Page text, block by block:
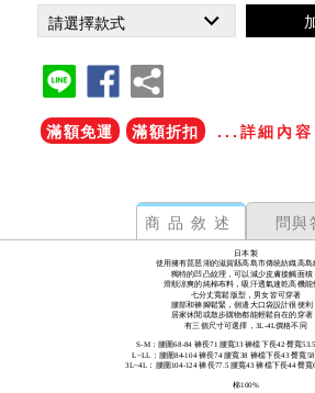
滿額免運 滿額折扣 ...詳細內容
商品敘述 問與